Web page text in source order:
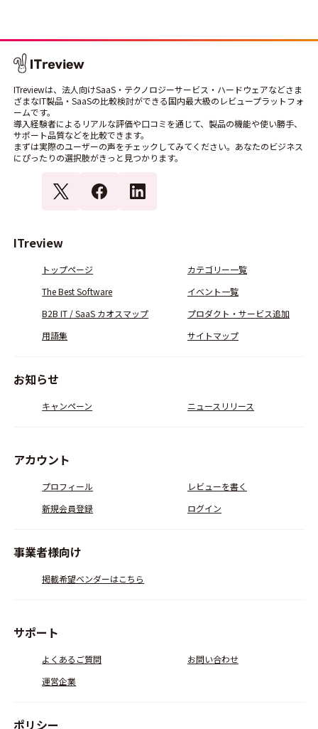
ITreviewは、法人向けSaaS・テクノロジーサービス・ハードウェアなどさま
ざまなIT製品・SaaSの比較検討ができる国内最大級のレビュープラットフォ
ームです。
導入経験者によるリアルな評価や口コミを通じて、製品の機能や使い勝手、
サポート品質などを比較できます。
まずは実際のユーザーの声をチェックしてみてください。あなたのビジネス
にぴったりの選択肢がきっと見つかります。
ITreview
トップページ
カテゴリー一覧
The Best Software
イベント一覧
B2B IT / SaaS カオスマップ
プロダクト・サービス追加
用語集
サイトマップ
お知らせ
キャンペーン ニュースリリース
アカウント
プロフィール
レビューを書く
新規会員登録
ログイン
事業者様向け
掲載希望ベンダーはこちら
サポート
よくあるご質問
お問い合わせ
運営企業
ポリシー